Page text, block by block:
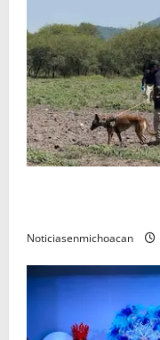
Noticiasenmichoacan